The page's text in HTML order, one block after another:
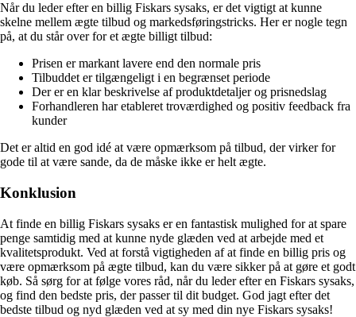
Når du leder efter en billig Fiskars sysaks, er det vigtigt at kunne
skelne mellem ægte tilbud og markedsføringstricks. Her er nogle tegn
på, at du står over for et ægte billigt tilbud:
Prisen er markant lavere end den normale pris
Tilbuddet er tilgængeligt i en begrænset periode
Der er en klar beskrivelse af produktdetaljer og prisnedslag
Forhandleren har etableret troværdighed og positiv feedback fra
kunder
Det er altid en god idé at være opmærksom på tilbud, der virker for
gode til at være sande, da de måske ikke er helt ægte.
Konklusion
At finde en billig Fiskars sysaks er en fantastisk mulighed for at spare
penge samtidig med at kunne nyde glæden ved at arbejde med et
kvalitetsprodukt. Ved at forstå vigtigheden af at finde en billig pris og
være opmærksom på ægte tilbud, kan du være sikker på at gøre et godt
køb. Så sørg for at følge vores råd, når du leder efter en Fiskars sysaks,
og find den bedste pris, der passer til dit budget. God jagt efter det
bedste tilbud og nyd glæden ved at sy med din nye Fiskars sysaks!